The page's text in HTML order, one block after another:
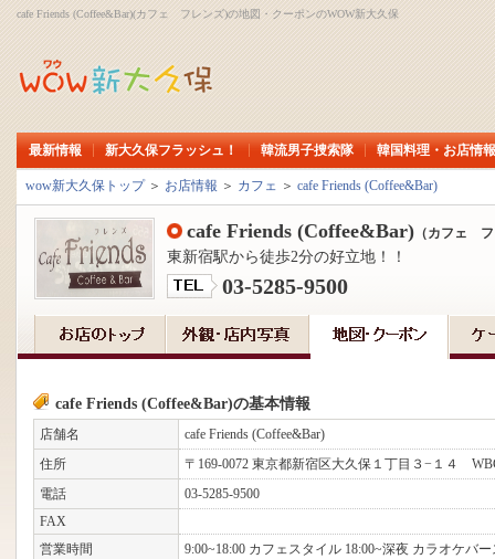
cafe Friends (Coffee&Bar)(カフェ フレンズ)の地図・クーポンのWOW新大久保
最新情報 新大久保フラッシュ！ 韓流男子捜索隊 韓国料理・お店情報
wow新大久保トップ＞ お店情報 ＞ カフェ ＞ cafe Friends (Coffee&Bar)
cafe Friends (Coffee&Bar) （カフェ
東新宿駅から徒歩2分の好立地！！
03-5285-9500
cafe Friends (Coffee&Bar)の基本情報
店舗名
cafe Friends (Coffee&Bar)
住所
〒169-0072 東京都新宿区大久保１丁目３−１４
電話
03-5285-9500
FAX
営業時間
9:00~18:00 カフェスタイル 18:00~深夜 カラオケバ